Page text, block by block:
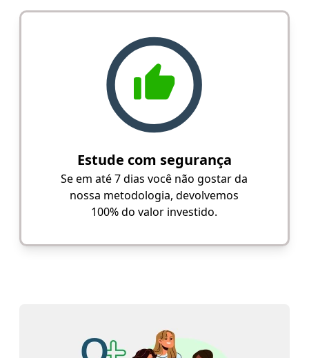
Estude com segurança
Se em até 7 dias você não gostar da
nossa metodologia, devolvemos
100% do valor investido.